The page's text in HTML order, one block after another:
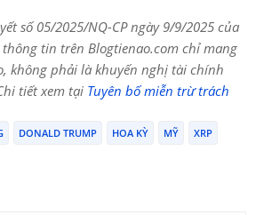
số 05/2025/NQ-CP ngày 9/9/2025 của
tin trên Blogtienao.com chỉ mang
không phải là khuyến nghị tài chính
tiết xem tại Tuyên bố miễn trừ trách
DONALD TRUMP HOA KỲ MỸ XRP